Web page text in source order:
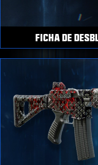
FICHA DE